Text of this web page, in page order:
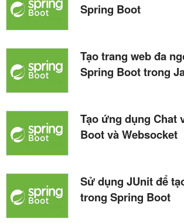
Spring Boot
Tạo trang web đa
Spring Boot trong
Tạo ứng dụng Chat
Boot và Websocket
Sử dụng JUnit để
trong Spring Boot